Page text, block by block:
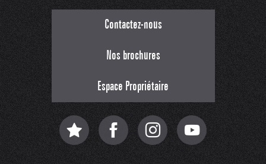
Contactez-nous
Nos brochures
Espace Propriétaire